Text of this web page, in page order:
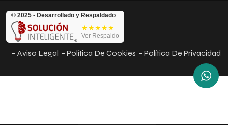
© 2025 - Desarrollado y Respaldado
★★★★★
Ver Respaldo
– Aviso Legal – Política De Cookies – Política De Privacidad